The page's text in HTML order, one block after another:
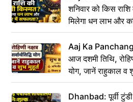
शनिवार को किस
मिलेगा धन लाभ और
Aaj Ka
आज दशमी तिथि,
योग, जानें राहुकाल व
Dhanbad: पूर्वी